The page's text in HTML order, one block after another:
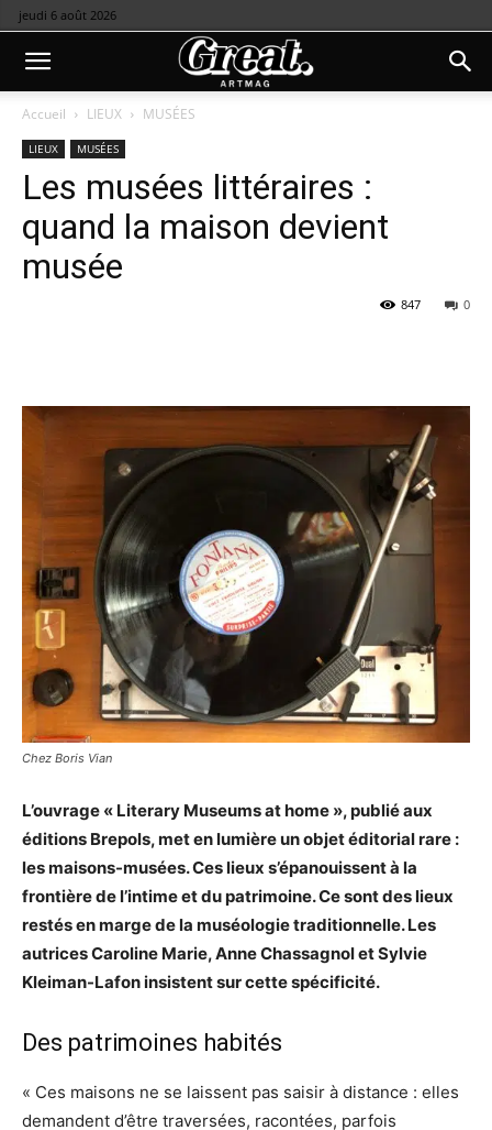
jeudi 6 août 2026
Accueil LIEUX MUSÉES
LIEUX MUSÉES
Les musées littéraires :
quand la maison devient
musée
0
847
Chez Boris Vian
L’ouvrage « Literary Museums at home », publié aux
éditions Brepols, met en lumière un objet éditorial rare :
les maisons-musées. Ces lieux s’épanouissent à la
frontière de l’intime et du patrimoine. Ce sont des lieux
restés en marge de la muséologie traditionnelle. Les
autrices Caroline Marie, Anne Chassagnol et Sylvie
Kleiman-Lafon insistent sur cette spécificité.
Des patrimoines habités
« Ces maisons ne se laissent pas saisir à distance : elles
demandent d’être traversées, racontées, parfois